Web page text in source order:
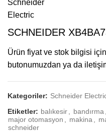
SCHNEIDER
Ürün fiyat ve stok bilgisi
butonumuzdan ya da
Kategoriler: Schneider
Etiketler: balıkesir bandırma
major otomasyon
makina
schneider